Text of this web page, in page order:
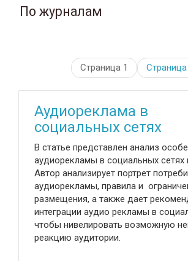
По журналам
Страница 1 Страница
Аудиореклама в
социальных сетях
В статье представлен анализ
аудиорекламы в социальных сетях
Автор анализирует портрет
аудиорекламы, правила и
размещения, а также дает
интеграции аудио рекламы в
чтобы нивелировать возможную
реакцию аудитории.